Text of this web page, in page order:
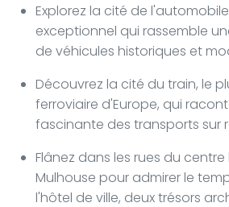
Explorez la cité de
exceptionnel qui rassemble
de véhicules historiques et
Découvrez la cité du train, le
ferroviaire d'Europe, qui
fascinante des transports sur
Flânez dans les rues du
Mulhouse pour admirer le
l'hôtel de ville, deux trésors